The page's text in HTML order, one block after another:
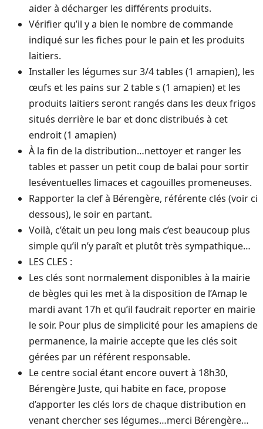
aider à décharger les différents produits.
Vérifier qu’il y a bien le nombre de commande
indiqué sur les fiches pour le pain et les produits
laitiers.
Installer les légumes sur 3/4 tables (1 amapien), les
œufs et les pains sur 2 table s (1 amapien) et les
produits laitiers seront rangés dans les deux frigos
situés derrière le bar et donc distribués à cet
endroit (1 amapien)
À la fin de la distribution…nettoyer et ranger les
tables et passer un petit coup de balai pour sortir
leséventuelles limaces et cagouilles promeneuses.
Rapporter la clef à Bérengère, référente clés (voir ci
dessous), le soir en partant.
Voilà, c’était un peu long mais c’est beaucoup plus
simple qu’il n’y paraît et plutôt très sympathique…
LES CLES :
Les clés sont normalement disponibles à la mairie
de bègles qui les met à la disposition de l’Amap le
mardi avant 17h et qu’il faudrait reporter en mairie
le soir. Pour plus de simplicité pour les amapiens de
permanence, la mairie accepte que les clés soit
gérées par un référent responsable.
Le centre social étant encore ouvert à 18h30,
Bérengère Juste, qui habite en face, propose
d’apporter les clés lors de chaque distribution en
venant chercher ses légumes…merci Bérengère…